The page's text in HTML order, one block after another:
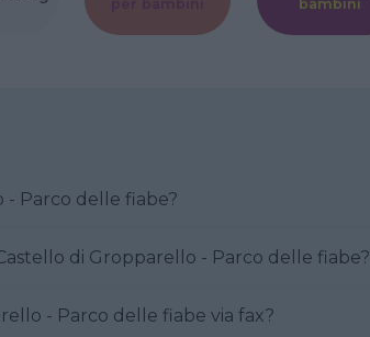
bambini
- Parco delle fiabe?
posso contattare al telefono Castello di Gropparello - Parco delle fiabe?
di Gropparello - Parco delle fiabe via fax?